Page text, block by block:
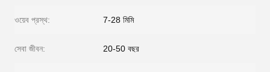
ওয়েব প্রস্থ: 7-28 মিমি
সেবা জীবন: 20-50 বছর